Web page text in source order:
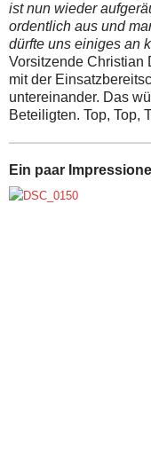
ist nun wieder
ordentlich aus und
dürfte uns einiges an
Vorsitzende Christian
mit der
untereinander. Das
Beteiligten. Top, Top,
Ein paar